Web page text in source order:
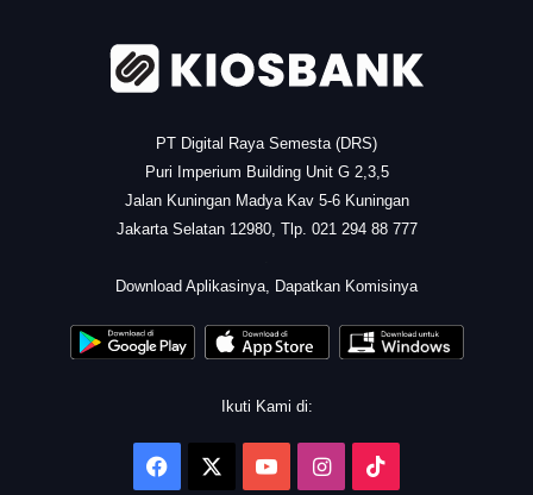
PT Digital Raya Semesta (DRS)
Puri Imperium Building Unit G 2,3,5
Jalan Kuningan Madya Kav 5-6 Kuningan
Jakarta Selatan 12980, Tlp. 021 294 88 777
Download Aplikasinya, Dapatkan Komisinya
Ikuti Kami di:
Facebook YouTubeInstagram